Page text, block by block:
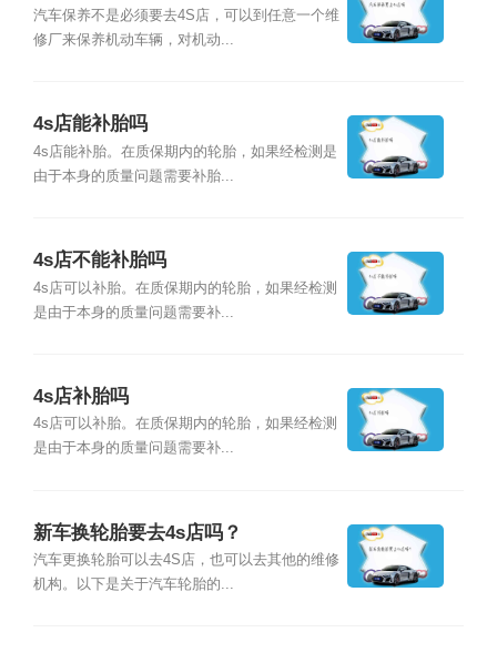
汽车保养不是必须要去4S店，可以到任意一个维
修厂来保养机动车辆，对机动...
4s店能补胎吗
4s店能补胎。在质保期内的轮胎，如果经检测是
由于本身的质量问题需要补胎...
4s店不能补胎吗
4s店可以补胎。在质保期内的轮胎，如果经检测
是由于本身的质量问题需要补...
4s店补胎吗
4s店可以补胎。在质保期内的轮胎，如果经检测
是由于本身的质量问题需要补...
新车换轮胎要去4s店吗？
汽车更换轮胎可以去4S店，也可以去其他的维修
机构。以下是关于汽车轮胎的...